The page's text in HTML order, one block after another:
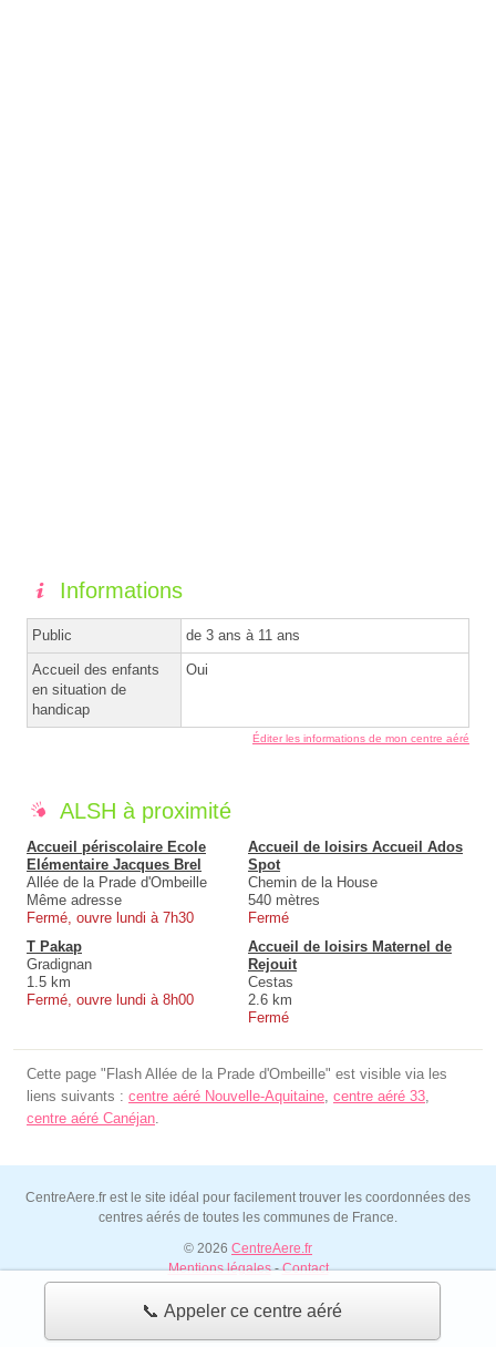
📞 Appeler ce centre aéré
Informations
Public de 3 ans à 11 ans
Accueil des enfants
en situation de
handicap
Oui
Éditer les informations de mon centre aéré
ALSH à proximité
Accueil périscolaire Ecole
Elémentaire Jacques Brel
Allée de la Prade d'Ombeille
Même adresse
Fermé, ouvre lundi à 7h30
Accueil de loisirs Accueil Ados
Spot
Chemin de la House
540 mètres
Fermé
T Pakap
Gradignan
1.5 km
Fermé, ouvre lundi à 8h00
Accueil de loisirs Maternel de
Rejouit
Cestas
2.6 km
Fermé
Cette page "Flash Allée de la Prade d'Ombeille" est visible via les
liens suivants : centre aéré Nouvelle-Aquitaine, centre aéré 33,
centre aéré Canéjan.
CentreAere.fr est le site idéal pour facilement trouver les coordonnées des
centres aérés de toutes les communes de France.
© 2026 CentreAere.fr
Mentions légales-Contact